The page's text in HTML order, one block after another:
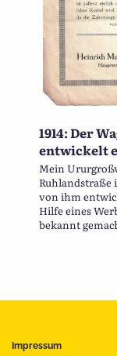
1914: Der
entwickelt
Mein
Ruhlandstraße
von ihm
Hilfe eines
bekannt
Impressum